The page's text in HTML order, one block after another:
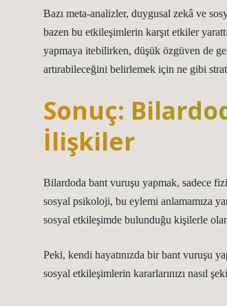
Bazı meta-analizler, duygusal zekâ ve
bazen bu etkileşimlerin karşıt etkiler
yapmaya itebilirken, düşük özgüven de
artırabileceğini belirlemek için ne gibi
Sonuç:
İlişkiler
Bilardoda bant vuruşu yapmak, sadece
sosyal psikoloji, bu eylemi anlamamıza
sosyal etkileşimde bulunduğu kişilerle
Peki, kendi hayatınızda bir bant vuruşu
sosyal etkileşimlerin kararlarınızı nasıl